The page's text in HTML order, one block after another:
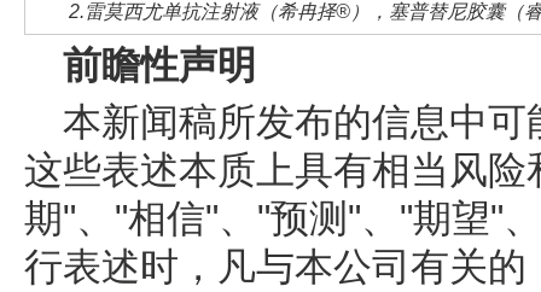
2.雷莫西尤单抗注射液（希冉择®），塞普替尼胶囊（
前瞻性声明
本新闻稿所发布的信息中
这些表述本质上具有相当风
期"、"相信"、"预测"、"期望"
行表述时，凡与本公司有关